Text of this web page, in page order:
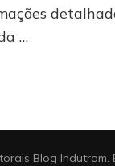
…
Blog Indutrom.